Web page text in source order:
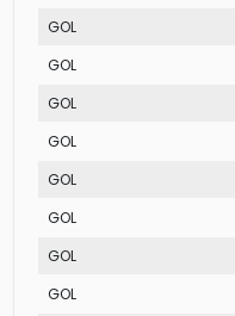
GOL
GOL
GOL
GOL
GOL
GOL
GOL
GOL